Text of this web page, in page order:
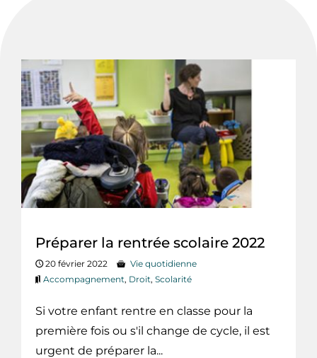
Préparer la rentrée scolaire 2022
20 février 2022
Vie quotidienne
Accompagnement, Droit, Scolarité
Si votre enfant rentre en classe pour la
première fois ou s'il change de cycle, il est
urgent de préparer la...